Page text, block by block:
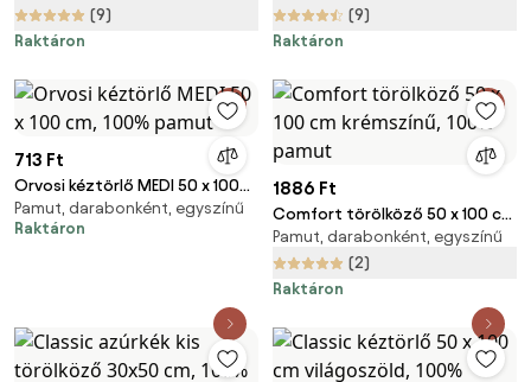
(9)
Raktáron
(9)
Raktáron
713 Ft
Orvosi kéztörlő MEDI 50 x 100
cm, 100% pamut
Pamut, darabonként, egyszínű
Raktáron
1886 Ft
Comfort törölköző 50 x 100 cm
krémszínű, 100% pamut
Pamut, darabonként, egyszínű
(2)
Raktáron